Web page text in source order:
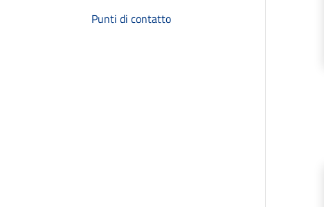
Punti di contatto